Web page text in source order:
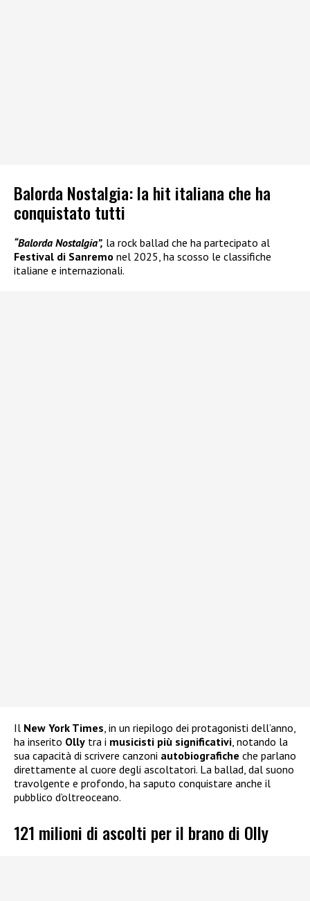
Balorda Nostalgia: la hit italiana che ha
conquistato tutti
“Balorda Nostalgia”, la rock ballad che ha partecipato al
Festival di Sanremo nel 2025, ha scosso le classifiche
italiane e internazionali.
Il New York Times, in un riepilogo dei protagonisti dell’anno,
ha inserito Olly tra i musicisti più significativi, notando la
sua capacità di scrivere canzoni autobiografiche che parlano
direttamente al cuore degli ascoltatori. La ballad, dal suono
travolgente e profondo, ha saputo conquistare anche il
pubblico d’oltreoceano.
121 milioni di ascolti per il brano di Olly